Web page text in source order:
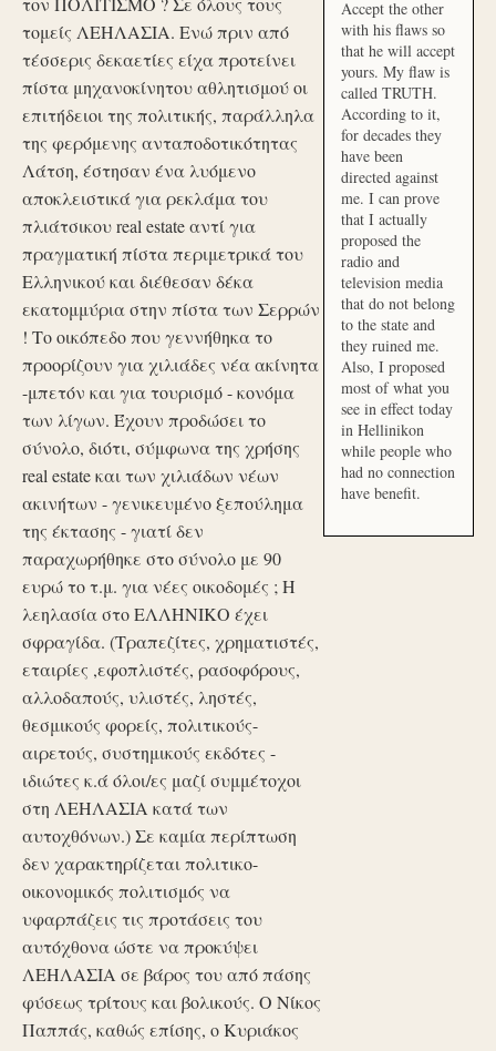
τομείς ΛΕΗΛΑΣΙΑ. Ενώ πριν από
τέσσερις δεκαετίες είχα προτείνει
πίστα μηχανοκίνητου αθλητισμού οι
επιτήδειοι της πολιτικής, παράλληλα
της φερόμενης ανταποδοτικότητας
Λάτση, έστησαν ένα λυόμενο
αποκλειστικά για ρεκλάμα του
πλιάτσικου real estate αντί για
πραγματική πίστα περιμετρικά του
Ελληνικού και διέθεσαν δέκα
εκατομμύρια στην πίστα των Σερρών
! Το οικόπεδο που γεννήθηκα το
προορίζουν για χιλιάδες νέα ακίνητα
-μπετόν και για τουρισμό - κονόμα
των λίγων. Έχουν προδώσει το
σύνολο, διότι, σύμφωνα της χρήσης
real estate και των χιλιάδων νέων
ακινήτων - γενικευμένο ξεπούλημα
της έκτασης - γιατί δεν
παραχωρήθηκε στο σύνολο με 90
ευρώ το τ.μ. για νέες οικοδομές ; Η
λεηλασία στο ΕΛΛΗΝΙΚΟ έχει
σφραγίδα. (Τραπεζίτες, χρηματιστές,
εταιρίες ,εφοπλιστές, ρασοφόρους,
αλλοδαπούς, υλιστές, ληστές,
θεσμικούς φορείς, πολιτικούς-
αιρετούς, συστημικούς εκδότες -
ιδιώτες κ.ά όλοι/ες μαζί συμμέτοχοι
στη ΛΕΗΛΑΣΙΑ κατά των
αυτοχθόνων.) Σε καμία περίπτωση
δεν χαρακτηρίζεται πολιτικο-
οικονομικός πολιτισμός να
υφαρπάζεις τις προτάσεις του
αυτόχθονα ώστε να προκύψει
ΛΕΗΛΑΣΙΑ σε βάρος του από πάσης
φύσεως τρίτους και βολικούς. Ο Νίκος
Παππάς, καθώς επίσης, ο Κυριάκος
Accept the other
with his flaws so
that he will accept
yours. My flaw is
called TRUTH.
According to it,
for decades they
have been
directed against
me. I can prove
that I actually
proposed the
radio and
television media
that do not belong
to the state and
they ruined me.
Also, I proposed
most of what you
see in effect today
in Hellinikon
while people who
had no connection
have benefit.